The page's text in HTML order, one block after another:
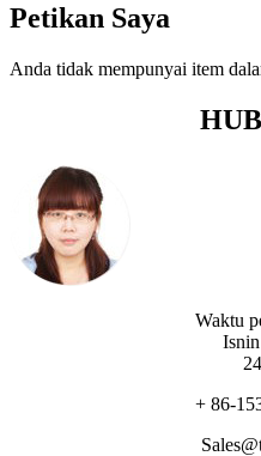
Petikan Saya
Anda tidak mempunyai item
Waktu
+ 86-